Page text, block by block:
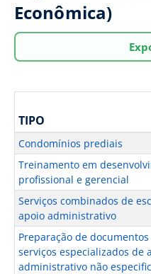
Econômica)
TIPO
Condomínios prediais
Treinamento em
profissional e gerencial
Serviços combinados de
apoio administrativo
Preparação de documentos
serviços especializados de
administrativo não